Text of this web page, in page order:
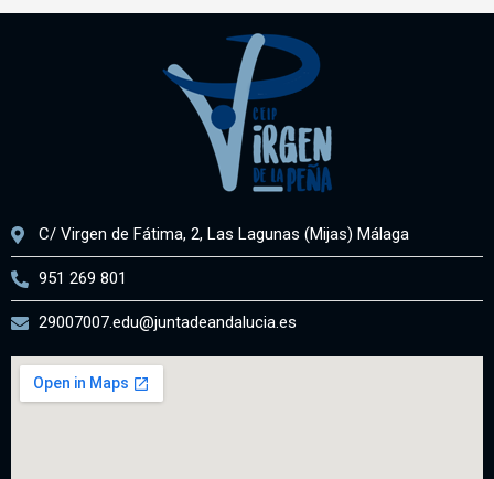
C/ Virgen de Fátima, 2, Las Lagunas (Mijas) Málaga
951 269 801
29007007.edu@juntadeandalucia.es